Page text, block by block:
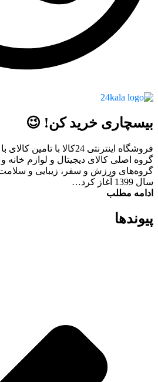
بیسچاری خرید کن! 😉
فروشگاه اینترنتی 24کالا با
گروه اصلی کالای دیجیتال و لوازم خانه
گروه‌های ورزش و سفر، زیبایی و
سال 1399 آغاز کرد…
ادامه مطلب
پیوند‌ها